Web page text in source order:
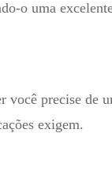
o uma
você precise de
exigem.